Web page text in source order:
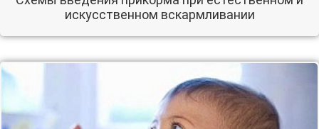
искусственном вскармливании